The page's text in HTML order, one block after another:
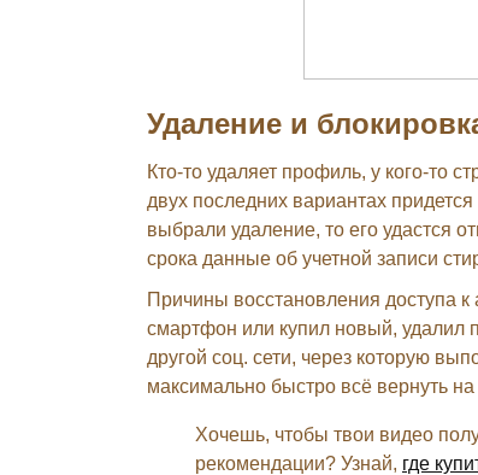
Удаление и
Кто-то удаляет профиль, у кого-то
двух последних вариантах
выбрали удаление, то его удастся
срока данные об учетной записи
Причины восстановления доступа
смартфон или купил новый, удалил
другой соц. сети, через которую
максимально быстро всё вернуть
Хочешь, чтобы твои видео
рекомендации? Узнай, где